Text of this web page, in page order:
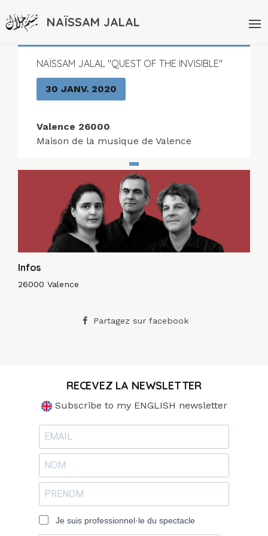
NAÏSSAM JALAL
NAÏSSAM JALAL "QUEST OF THE INVISIBLE"
30 JANV. 2020
Valence 26000
Maison de la musique de Valence
Infos
26000 Valence
Partagez sur facebook
RECEVEZ LA NEWSLETTER
Subscribe to my ENGLISH newsletter
Je suis professionnel·le du spectacle